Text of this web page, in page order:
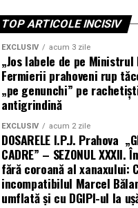
TOP ARTICOLE INCISIV
EXCLUSIV acum 3 zile
„Jos labele de pe Ministrul
Fermierii prahoveni rup
„pe genunchi” pe
antigrindină
EXCLUSIV acum 2 zile
DOSARELE I.P.J. Prahova
CADRE” – SEZONUL XXXII.
fără coroană al xanaxului:
incompatibilul Marcel
umflată și cu DGIPI-ul la